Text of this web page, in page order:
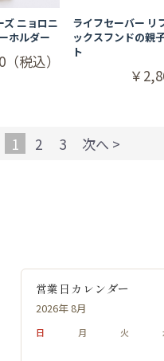
ニョロニ
ホルダー
税込）
ライフセーバー リ
ックスフンドの親
ト
￥
1 2 3 次へ >
営業日カレンダー
2026年 8月
日 月 火